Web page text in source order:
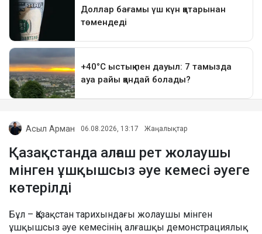
Асыл Арман 06.08.2026, 13:17 Жаңалықтар
Қазақстанда алғаш рет жолаушы
мінген ұшқышсыз әуе кемесі әуеге
көтерілді
Бұл – Қазақстан тарихындағы жолаушы мінген
ұшқышсыз әуе кемесінің алғашқы демонстрациялық